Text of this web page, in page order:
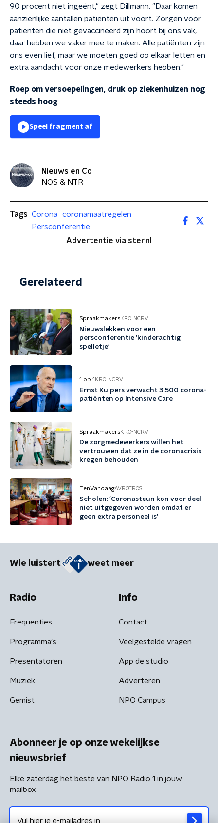
90 procent niet ingeënt," zegt Dillmann. "Daar komen
aanzienlijke aantallen patiënten uit voort. Zorgen voor
patiënten die niet gevaccineerd zijn hoort bij ons vak,
daar hebben we vaker mee te maken. Alle patiënten zijn
ons even lief, maar we moeten goed op elkaar letten en
extra aandacht voor onze medewerkers hebben."
Roep om versoepelingen, druk op ziekenhuizen nog
steeds hoog
Speel fragment af
Nieuws en Co
NOS & NTR
Tags Corona
coronamaatregelen
Persconferentie
Advertentie via ster.nl
Gerelateerd
SpraakmakersKRO-NCRV
Nieuwslekken voor een
persconferentie 'kinderachtig
spelletje'
1 op 1 KRO-NCRV
Ernst Kuipers verwacht 3.500 corona-
patiënten op Intensive Care
SpraakmakersKRO-NCRV
De zorgmedewerkers willen het
vertrouwen dat ze in de coronacrisis
kregen behouden
EenVandaagAVROTROS
Scholen: 'Coronasteun kon voor deel
niet uitgegeven worden omdat er
geen extra personeel is'
Wie luistert weet meer
Radio
Frequenties
Programma's
Presentatoren
Muziek
Gemist
Info
Contact
Veelgestelde vragen
App de studio
Adverteren
NPO Campus
Abonneer je op onze wekelijkse
nieuwsbrief
Elke zaterdag het beste van NPO Radio 1 in jouw
mailbox